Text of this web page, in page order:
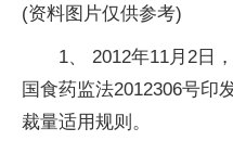
(资料图片仅供参考)
1、 2012年11月2日
国食药监法2012306号印
裁量适用规则。